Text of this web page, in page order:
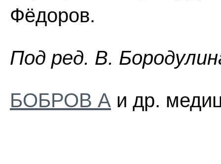
Фёдоров.
Пoд peд. B.
БОБРОВ А и др.